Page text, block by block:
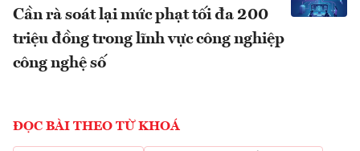
Cần rà soát lại mức phạt tối đa 200
triệu đồng trong lĩnh vực công nghiệp
công nghệ số
ĐỌC BÀI THEO TỪ KHOÁ